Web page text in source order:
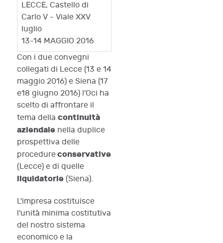
LECCE, Castello di
Carlo V - Viale XXV
luglio
13-14 MAGGIO 2016
Con i due convegni
collegati di Lecce (13 e 14
maggio 2016) e Siena (17
e18 giugno 2016) l'Oci ha
scelto di affrontare il
tema della continuità
aziendale nella duplice
prospettiva delle
procedureconservative
(Lecce) e di quelle
liquidatorie (Siena).
L'impresa costituisce
l'unità minima costitutiva
del nostro sistema
economico e la